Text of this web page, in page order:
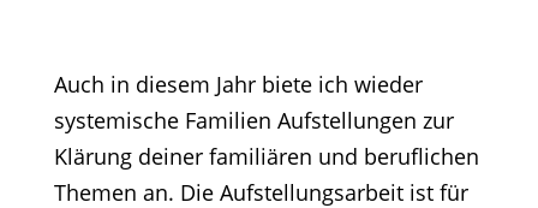
Auch in diesem Jahr biete ich wieder
systemische Familien Aufstellungen zur
Klärung deiner familiären und beruflichen
Themen an. Die Aufstellungsarbeit ist für